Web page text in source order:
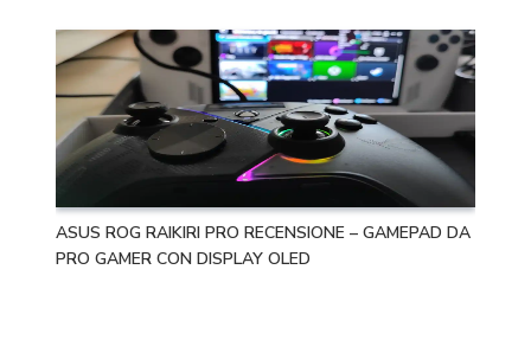
ASUS ROG RAIKIRI PRO RECENSIONE – GAMEPAD DA
PRO GAMER CON DISPLAY OLED